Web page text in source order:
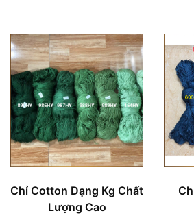
Chỉ Cotton Dạng Kg Chất
Lượng Cao